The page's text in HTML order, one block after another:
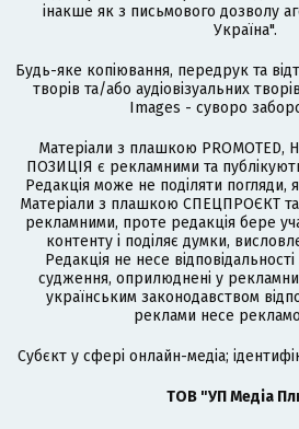
інакше як з письмового дозволу
Україна".
Будь-яке копіювання, передрук та
творів та/або аудіовізуальних
Images - суворо
Матеріали з плашкою
ПОЗИЦІЯ є рекламними та
Редакція може не поділяти погляди,
Матеріали з плашкою СПЕЦПРОЄКТ
рекламними, проте редакція бере
контенту і поділяє думки,
Редакція не несе
судження, оприлюднені у
українським законодавством
реклами несе
Cубєкт у сфері онлайн-медіа;
ТОВ "УП Медіа